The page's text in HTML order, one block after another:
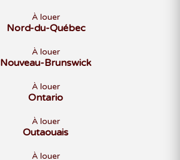
À louer
Nord-du-Québec
À louer
Nouveau-Brunswick
À louer
Ontario
À louer
Outaouais
À louer